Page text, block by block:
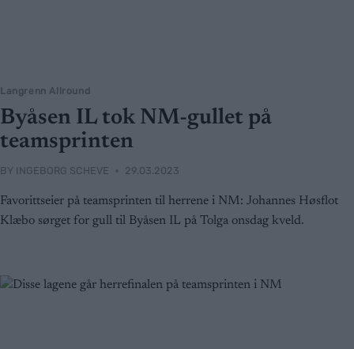
Langrenn Allround
Byåsen IL tok NM-gullet på
teamsprinten
BY INGEBORG SCHEVE 29.03.2023
Favorittseier på teamsprinten til herrene i NM: Johannes Høsflot
Klæbo sørget for gull til Byåsen IL på Tolga onsdag kveld.